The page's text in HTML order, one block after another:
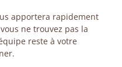
apportera rapidement
ne trouvez pas la
reste à votre